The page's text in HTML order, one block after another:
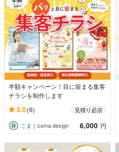
半額キャンペーン！目に留まる集客
チラシを制作します
5.0(6)
見積り必須
こま｜coma design
6,000 円